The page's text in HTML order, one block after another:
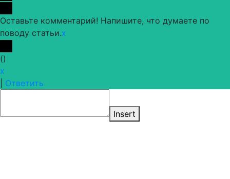
Оставьте комментарий! Напишите, что думаете по
поводу статьи.x
()
x
Ответить
Insert